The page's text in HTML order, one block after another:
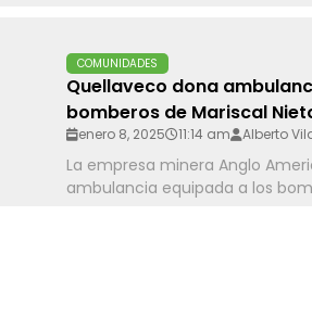
COMUNIDADES
Quellaveco dona
bomberos de Mariscal
enero 8, 2025 11:14 am Alberto
La empresa minera Anglo
ambulancia equipada a los